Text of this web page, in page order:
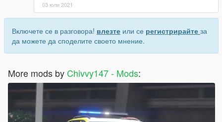
03 юли 2021
Включете се в разговора! влезте или се регистрирайте за
да можете да споделите своето мнение.
More mods by Chivvy147 - Mods: